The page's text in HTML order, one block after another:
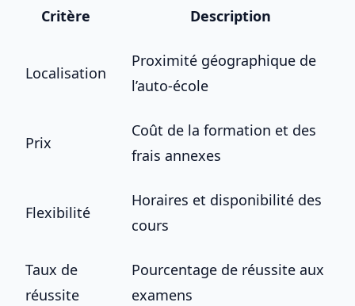
Critère
Description
Localisation
Proximité géographique de
l’auto-école
Prix
Coût de la formation et des
frais annexes
Flexibilité
Horaires et disponibilité des
cours
Taux de
réussite
Pourcentage de réussite aux
examens